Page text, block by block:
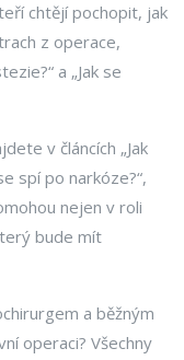
chtějí pochopit, jak
z operace,
a „Jak se
v článcích „Jak
spí po narkóze?“,
nejen v roli
bude mít
a běžným
operaci? Všechny